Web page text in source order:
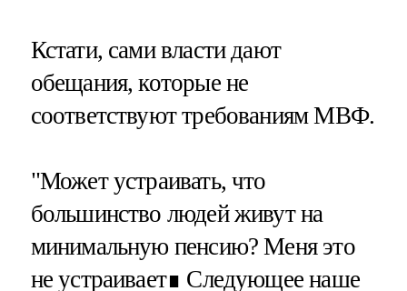
Кстати, сами власти дают
обещания, которые не
соответствуют требованиям МВФ.
"Может устраивать, что
большинство людей живут на
минимальную пенсию? Меня это
не устраивает∎ Следующее наше